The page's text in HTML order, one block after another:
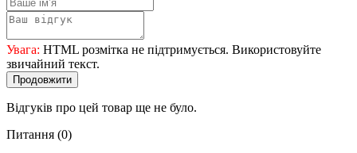
Увага: HTML розмітка не підтримується. Використовуйте
звичайний текст.
Продовжити
Відгуків про цей товар ще не було.
Питання (0)